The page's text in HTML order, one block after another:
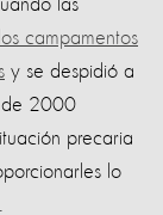
los campamentos
y se despidió a
de 2000
precaria
lo